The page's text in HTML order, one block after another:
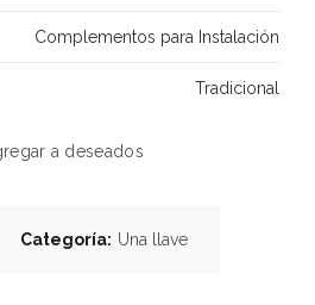
Complementos para Instalación
Tradicional
a deseados
Categoría: Una llave